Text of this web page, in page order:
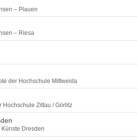
– Plauen
– Riesa
der Hochschule Mittweida
Hochschule Zittau / Görlitz
Künste Dresden